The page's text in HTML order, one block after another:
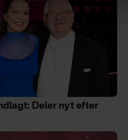
Deler nyt efter